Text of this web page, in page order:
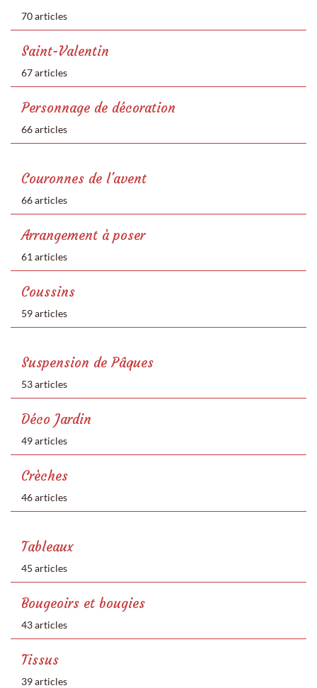
70 articles
Saint-Valentin
67 articles
Personnage de décoration
66 articles
Couronnes de l'avent
66 articles
Arrangement à poser
61 articles
Coussins
59 articles
Suspension de Pâques
53 articles
Déco Jardin
49 articles
Crèches
46 articles
Tableaux
45 articles
Bougeoirs et bougies
43 articles
Tissus
39 articles